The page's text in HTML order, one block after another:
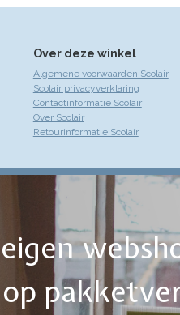
Over deze winkel
Algemene voorwaarden Scolair
Scolair privacyverklaring
Contactinformatie Scolair
Over Scolair
Retourinformatie Scolair